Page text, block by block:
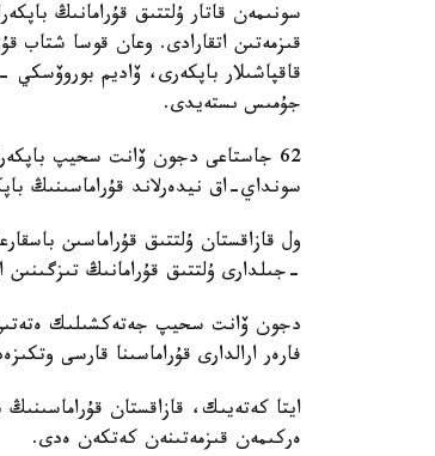
سونىمەن قاتار ۇلتتىق قۇرامانىڭ
قىزمەتىن اتقارادى. وعان قوسا
قاقپاشىلار باپكەرى، ۆاديم
جۇمىس ىستەيدى.
62 جاستاعى دجون ۆانت سحيپ
سونداي-اق نيدەرلاند قۇراماسىنىڭ
-جىلدارى ۇلتتىق قۇرامانىڭ
فارەر ارالدارى قۇراماسىنا قارسى
ايتا كەتەيىك، قازاقستان
ەركىمەن قىزمەتىنەن كەتكەن ەدى.